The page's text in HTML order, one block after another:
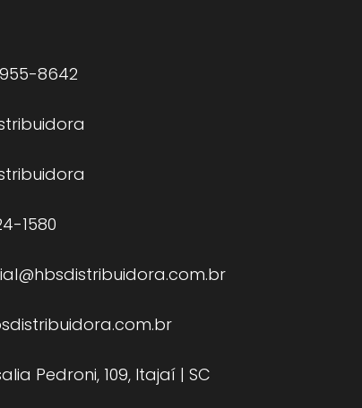
8642
1580
Pedroni, 109, Itajaí | SC